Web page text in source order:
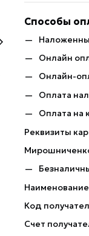
Способы
Онлайн
Онлайн-
Оплата
Оплата на
Реквизиты
Код
Счет